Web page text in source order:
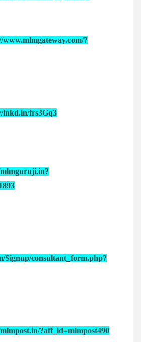
www.mlmgateway.com/?
lnkd.in/frs3Gq3
Signup/consultant_form.php?
?aff_id=mlmpost490